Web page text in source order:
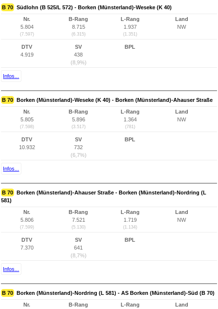
B 70 Südlohn (B 525/L 572) - Borken (Münsterland)-Weseke (K 40)
Nr.
5.804
(7.597)
B-Rang
8.715
(6.315)
L-Rang
1.937
(1.351)
Land
NW
DTV
4.919
SV
438
(8,9%)
BPL
Infos...
B 70 Borken (Münsterland)-Weseke (K 40) - Borken (Münsterland)-Ahauser Straße
Nr.
5.805
(7.598)
B-Rang
5.896
(3.517)
L-Rang
1.364
(781)
Land
NW
DTV
10.932
SV
732
(6,7%)
BPL
Infos...
B 70 Borken (Münsterland)-Ahauser Straße - Borken (Münsterland)-Nordring (L
581)
Nr.
5.806
(7.599)
B-Rang
7.521
(5.130)
L-Rang
1.719
(1.134)
Land
NW
DTV
7.370
SV
641
(8,7%)
BPL
Infos...
B 70 Borken (Münsterland)-Nordring (L 581) - AS Borken (Münsterland)-Süd (B 70)
Nr.
B-Rang
L-Rang
Land